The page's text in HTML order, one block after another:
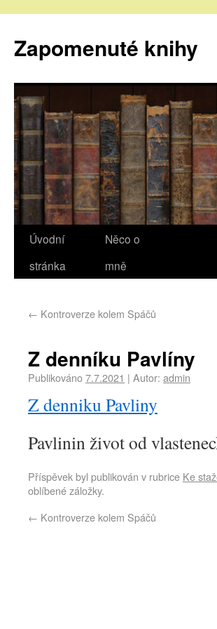
Zapomenuté knihy
Úvodní
stránka
Něco o
mně
← Kontroverze kolem Spáčů
Z denníku Pavlíny
Publikováno7.7.2021 | Autor: admin
Z denniku Pavliny
Pavlinin život od
Příspěvek byl publikován v rubrice Ke
oblíbené záložky.
← Kontroverze kolem Spáčů